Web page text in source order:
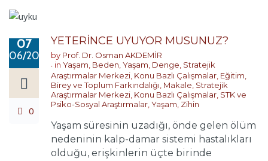
07
06/2017
0
YETERİNCE UYUYOR MUSUNUZ?
by Prof. Dr. Osman AKDEMİR
in Yaşam, Beden,Yaşam, Denge, Stratejik
Araştırmalar Merkezi, Konu Bazlı Çalışmalar, Eğitim,
Birey ve Toplum Farkındalığı, Makale, Stratejik
Araştırmalar Merkezi, Konu Bazlı Çalışmalar, STK ve
Psiko-Sosyal Araştırmalar,Yaşam, Zihin
Yaşam süresinin uzadığı, önde gelen ölüm
nedeninin kalp-damar sistemi hastalıkları
olduğu, erişkinlerin üçte birinde